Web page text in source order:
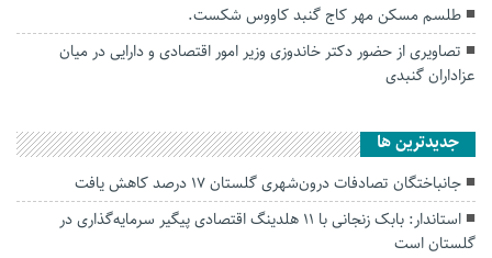
طلسم مسکن مهر کاج گنبد کاووس شکست.
تصاویری از حضور دکتر خاندوزی وزیر امور اقتصادی و دارایی در میان
عزاداران گنبدی
جديدترين ها
جانباختگان تصادفات درون‌شهری گلستان ۱۷ درصد کاهش یافت
استاندار: بابک زنجانی با ۱۱ هلدینگ اقتصادی پیگیر سرمایه‌گذاری در
گلستان است